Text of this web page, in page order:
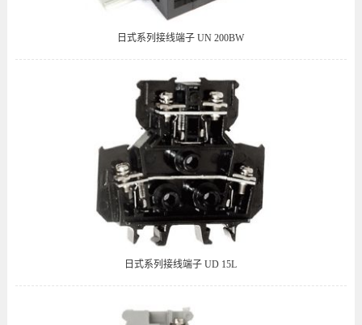
日式系列接线端子 UN 200BW
日式系列接线端子 UD 15L